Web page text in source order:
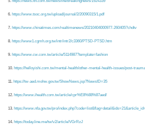
6. https://www.tsoc.org.tw/upload/journal/2/20090315/1.pdf
7. https://www.chinatimes.com/realtimenews/20210404000977-260405?chdtv
8. https://www1.cgmh.org.tw/intr/intr2/c3360/PTSD-PTSD.htm
9. https://www.cw.com.tw/article/5114987?template=fashion
10. https://helloyishi.com.tw/mental-health/other-mental-health-issues/post-
11. https://tw-aed.mohw.gov.tw/ShowNews.jsp?NewsID=35
12. https://www.ihealth.com.tw/article/cpr%E8%88%87aed/
13. https://www.nfa.gov.tw/pro/
14. https://today.line.me/tw/v2/article/VGrRzJ